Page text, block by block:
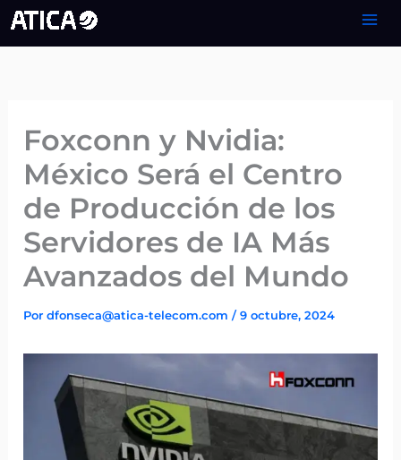
al
Foxconn y Nvidia:
México Será el Centro
de Producción de los
Servidores de IA Más
Avanzados del Mundo
Pordfonseca@atica-telecom.com/9 octubre, 2024